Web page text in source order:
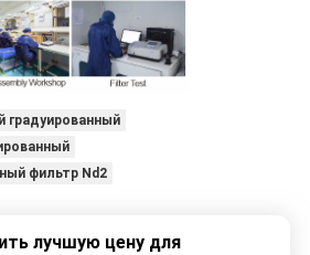
градуированный
фильтр Nd2
лучшую цену для